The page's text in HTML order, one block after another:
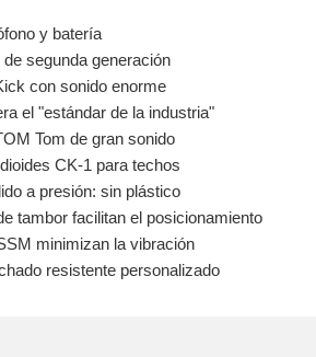
y batería
segunda generación
con sonido enorme
el "estándar de la industria"
Tom de gran sonido
CK-1 para techos
a presión: sin plástico
tambor facilitan el posicionamiento
minimizan la vibración
resistente personalizado